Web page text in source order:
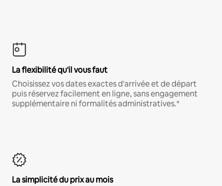
La flexibilité qu'il vous faut
Choisissez vos dates exactes d'arrivée et de départ
puis réservez facilement en ligne, sans engagement
supplémentaire ni formalités administratives.*
La simplicité du prix au mois